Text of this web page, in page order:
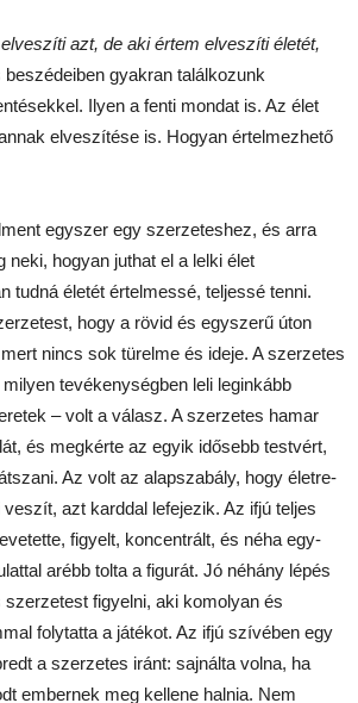
azt, de aki értem elveszíti életét,
beszédeiben gyakran találkozunk
Ilyen a fenti mondat is. Az élet
elveszítése is. Hogyan értelmezhető
egyszer egy szerzeteshez, és arra
neki, hogyan juthat el a lelki élet
tudná életét értelmessé, teljessé tenni.
hogy a rövid és egyszerű úton
nincs sok türelme és ideje. A szerzetes
tevékenységben leli leginkább
– volt a válasz. A szerzetes hamar
és megkérte az egyik idősebb testvért,
Az volt az alapszabály, hogy életre-
azt karddal lefejezik. Az ifjú teljes
figyelt, koncentrált, és néha egy-
arébb tolta a figurát. Jó néhány lépés
szerzetest figyelni, aki komolyan és
folytatta a játékot. Az ifjú szívében egy
a szerzetes iránt: sajnálta volna, ha
embernek meg kellene halnia. Nem